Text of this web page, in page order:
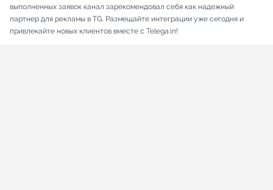
выполненных заявок канал зарекомендовал себя как надежный
партнер для рекламы в TG. Размещайте интеграции уже сегодня и
привлекайте новых клиентов вместе с Telega.in!